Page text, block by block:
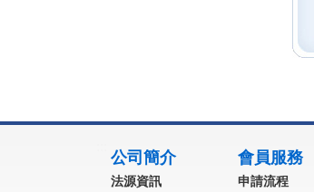
公司簡介
法源資訊
會員服務
申請流程